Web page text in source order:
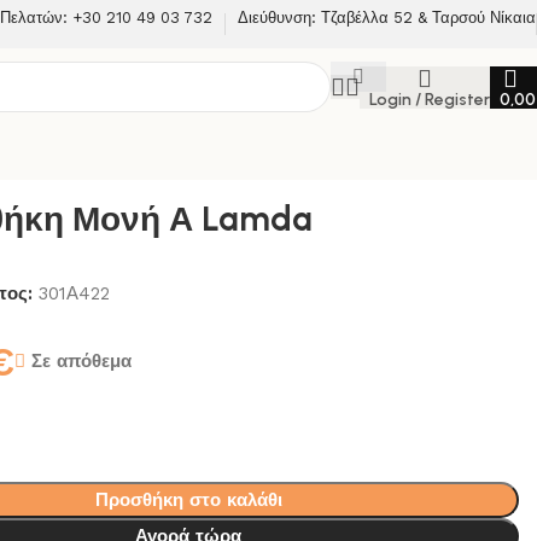
Πελατών: +30 210 49 03 732 Διεύθυνση: Τζαβέλλα 52 & Ταρσού Νίκαια
Login / Register
Μονή Α Lamda
301Α422
Σε απόθεμα
Προσθήκη στο καλάθι
Αγορά τώρα